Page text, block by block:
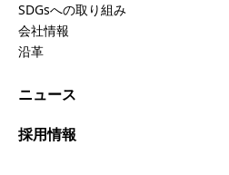
SDGsへの取り組み
会社情報
沿革
ニュース
採用情報